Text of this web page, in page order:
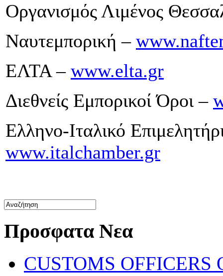
Οργανισμός Λιμένος
Ναυτεμπορική –
ΕΛΤΑ – www.elta.gr
Διεθνείς Εμπορικοί Όροι –
Ελληνο-Ιταλικό
www.italchamber.gr
Προσφατα Νεα
CUSTOMS OFFICERS